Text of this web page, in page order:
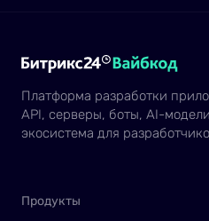
Платформа разработки
API, серверы, боты, AI-
экосистема для
Продукты